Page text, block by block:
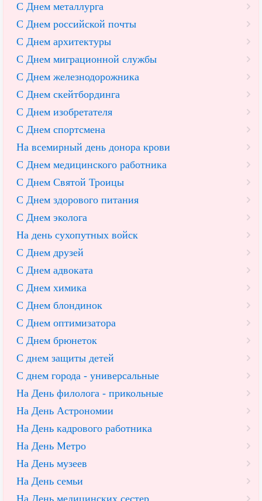
С Днем металлурга
С Днем российской почты
С Днем архитектуры
С Днем миграционной службы
С Днем железнодорожника
С Днем скейтбординга
С Днем изобретателя
С Днем спортсмена
На всемирный день донора крови
С Днем медицинского работника
С Днем Святой Троицы
С Днем здорового питания
С Днем эколога
На день сухопутных войск
С Днем друзей
С Днем адвоката
С Днем химика
С Днем блондинок
С Днем оптимизатора
С Днем брюнеток
С днем защиты детей
С днем города - универсальные
На День филолога - прикольные
На День Астрономии
На День кадрового работника
На День Метро
На День музеев
На День семьи